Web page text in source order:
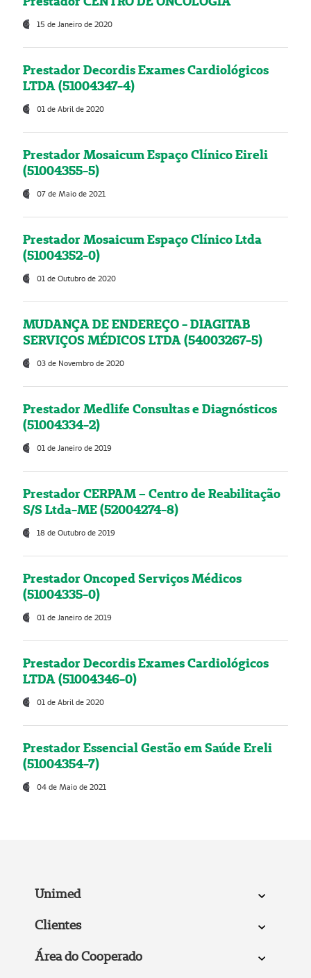
15 de Janeiro de 2020
Prestador Decordis Exames Cardiológicos
LTDA (51004347-4)
01 de Abril de 2020
Prestador Mosaicum Espaço Clínico Eireli
(51004355-5)
07 de Maio de 2021
Prestador Mosaicum Espaço Clínico Ltda
(51004352-0)
01 de Outubro de 2020
MUDANÇA DE ENDEREÇO - DIAGITAB
SERVIÇOS MÉDICOS LTDA (54003267-5)
03 de Novembro de 2020
Prestador Medlife Consultas e Diagnósticos
(51004334-2)
01 de Janeiro de 2019
Prestador CERPAM – Centro de Reabilitação
S/S Ltda-ME (52004274-8)
18 de Outubro de 2019
Prestador Oncoped Serviços Médicos
(51004335-0)
01 de Janeiro de 2019
Prestador Decordis Exames Cardiológicos
LTDA (51004346-0)
01 de Abril de 2020
Prestador Essencial Gestão em Saúde Ereli
(51004354-7)
04 de Maio de 2021
Unimed
Clientes
Área do Cooperado